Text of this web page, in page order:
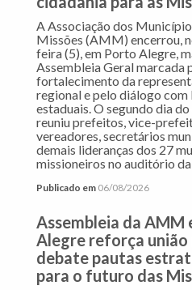
A Associação dos
Missões (AMM) encerrou,
feira (5), em Porto Alegre,
Assembleia Geral marcada
fortalecimento da
regional e pelo diálogo com
estaduais. O segundo dia
reuniu prefeitos, vice-
vereadores, secretários
demais lideranças dos 27
missioneiros no auditório
Publicado em 06/08/2026
Assembleia da AMM
Alegre reforça união
debate pautas
para o futuro das